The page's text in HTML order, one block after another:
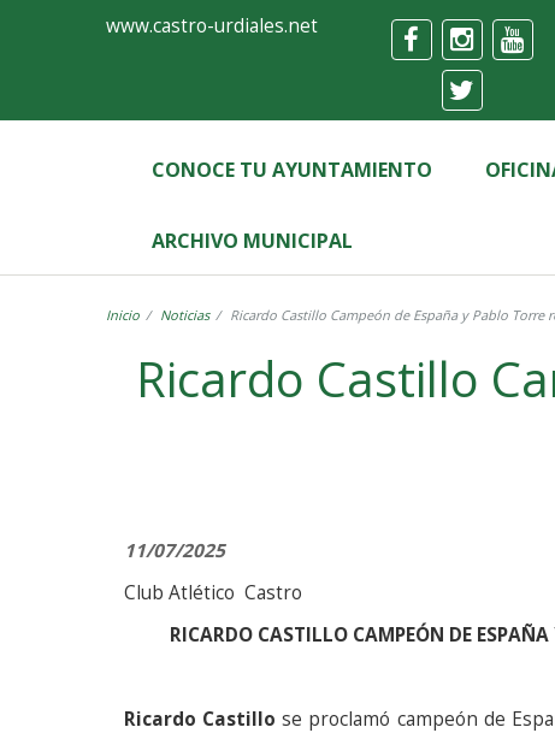
FormularioAyuntamiento
Castro-
Urdiales
www.castro-urdiales.net
CONOCE TU AYUNTAMIENTO
ARCHIVO MUNICIPAL
Inicio Noticias Ricardo Castillo Campeón de España y Pablo Torre
Ricardo Castillo
11/07/2025
Club Atlético Castro
RICARDO CASTILLO CAMPEÓN DE
Ricardo Castillo se proclamó campeón de